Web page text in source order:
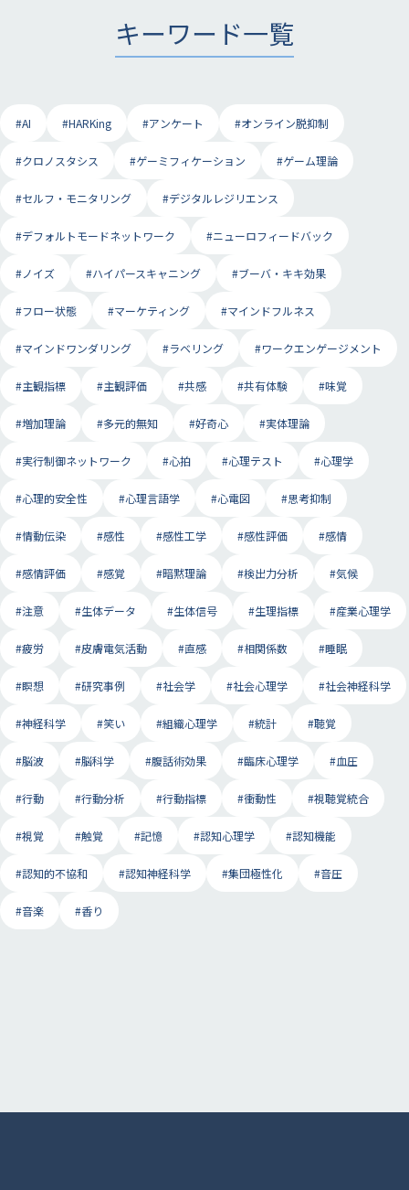
キーワード一覧
#AI #HARKing #アンケート #オンライン脱抑制
#クロノスタシス #ゲーミフィケーション #ゲーム理論
#セルフ・モニタリング #デジタルレジリエンス
#デフォルトモードネットワーク #ニューロフィードバック
#ノイズ #ハイパースキャニング #ブーバ・キキ効果
#フロー状態 #マーケティング #マインドフルネス
#マインドワンダリング #ラベリング #ワークエンゲージメント
#主観指標 #主観評価 #共感 #共有体験 #味覚
#増加理論 #多元的無知 #好奇心 #実体理論
#実行制御ネットワーク #心拍 #心理テスト #心理学
#心理的安全性 #心理言語学 #心電図 #思考抑制
#情動伝染 #感性 #感性工学 #感性評価 #感情
#感情評価 #感覚 #暗黙理論 #検出力分析 #気候
#注意 #生体データ #生体信号 #生理指標 #産業心理学
#疲労 #皮膚電気活動 #直感 #相関係数 #睡眠
#瞑想 #研究事例 #社会学 #社会心理学 #社会神経科学
#神経科学 #笑い #組織心理学 #統計 #聴覚
#脳波 #脳科学 #腹話術効果 #臨床心理学 #血圧
#行動 #行動分析 #行動指標 #衝動性 #視聴覚統合
#視覚 #触覚 #記憶 #認知心理学 #認知機能
#認知的不協和 #認知神経科学 #集団極性化 #音圧
#音楽 #香り